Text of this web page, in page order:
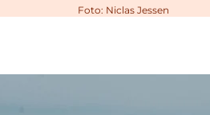
Foto: Niclas Jessen
aktiviteter, events, hoteller og